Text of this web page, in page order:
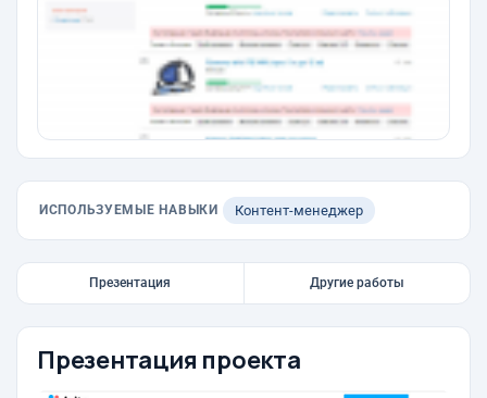
ИСПОЛЬЗУЕМЫЕ НАВЫКИ Контент-менеджер
Презентация Другие работы
Презентация проекта